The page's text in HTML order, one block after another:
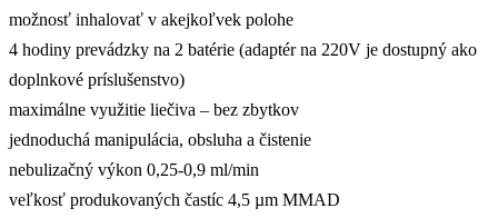
možnosť inhalovať v akejkoľvek polohe
4 hodiny prevádzky na 2 batérie (adaptér na 220V je dostupný ako
doplnkové príslušenstvo)
maximálne využitie liečiva – bez zbytkov
jednoduchá manipulácia, obsluha a čistenie
nebulizačný výkon 0,25-0,9 ml/min
veľkosť produkovaných častíc 4,5 µm MMAD